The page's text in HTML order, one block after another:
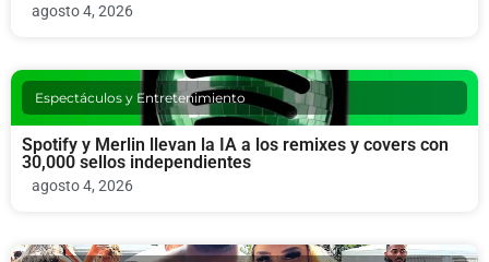
agosto 4, 2026
Espectáculos y Entretenimiento
Spotify y Merlin llevan la IA a los remixes y covers con
30,000 sellos independientes
agosto 4, 2026